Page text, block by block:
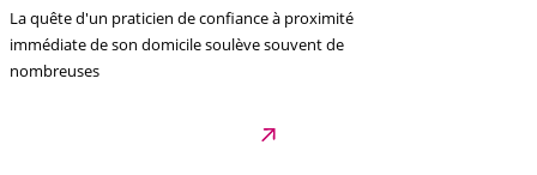
La quête d'un praticien de confiance à proximité
immédiate de son domicile soulève souvent de
nombreuses